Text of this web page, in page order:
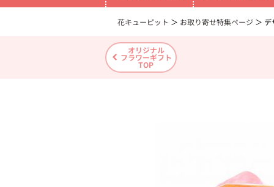
花キューピット お取り寄せ特集ページ デ
オリジナル
フラワーギフト
TOP